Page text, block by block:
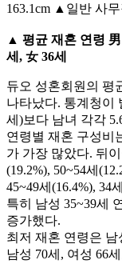
163.1cm ▲일반 사
▲ 평균 재혼 연령
세, 女 36세
듀오 성혼회원의 평
나타났다. 통계청이
세)보다 남녀 각각
연령별 재혼 구성비
가 가장 많았다. 뒤이
(19.2%), 50~54세
45~49세(16.4%), 34
특히 남성 35~39세
증가했다.
최저 재혼 연령은 남
남성 70세, 여성 66